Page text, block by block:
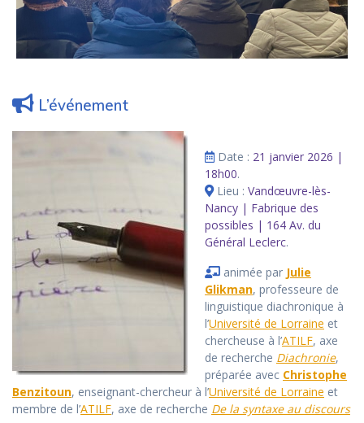
L’événement
Date : 21 janvier 2026 |
18h00.
Lieu : Vandœuvre-lès-
Nancy | Fabrique des
possibles | 164 Av. du
Général Leclerc.
animée par Julie
Glikman, professeure de
linguistique diachronique à
l’Université de Lorraine et
chercheuse à l’ATILF, axe
de recherche Diachronie,
préparée avec Christophe
Benzitoun, enseignant-chercheur à l’Université de Lorraine et
membre de l’ATILF, axe de recherche De la syntaxe au discours